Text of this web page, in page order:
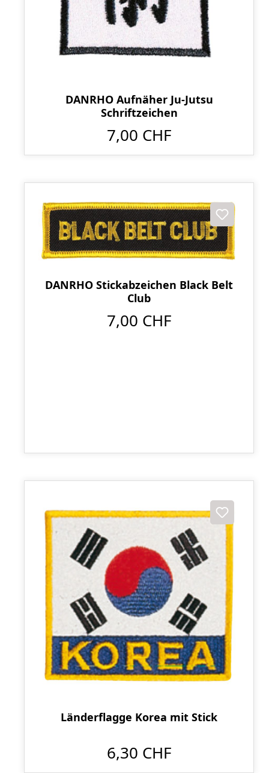
DANRHO Aufnäher Ju-Jutsu
Schriftzeichen
7,00 CHF
DANRHO Stickabzeichen Black Belt
Club
7,00 CHF
Länderflagge Korea mit Stick
6,30 CHF